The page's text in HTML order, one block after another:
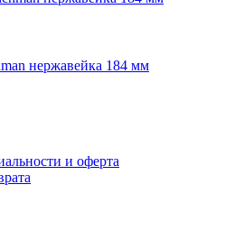
нержавейка 184 мм
и оферта